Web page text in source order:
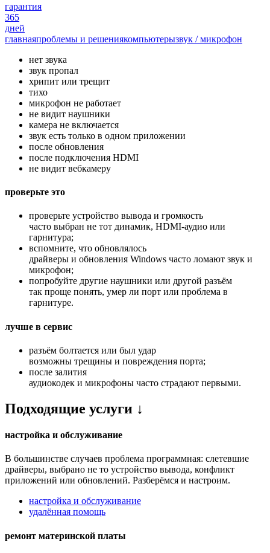
гарантия
365
дней
главнаяпроблемы и решениякомпьютерызвук / микрофон
нет звука
звук пропал
хрипит или трещит
тихо
микрофон не работает
не видит наушники
камера не включается
звук есть только в одном приложении
после обновления
после подключения HDMI
не видит вебкамеру
проверьте это
проверьте устройство вывода и громкость
часто выбран не тот динамик, HDMI-аудио или
гарнитура;
вспомните, что обновлялось
драйверы и обновления Windows часто ломают звук и
микрофон;
попробуйте другие наушники или другой разъём
так проще понять, умер ли порт или проблема в
гарнитуре.
лучше в сервис
разъём болтается или был удар
возможны трещины и повреждения порта;
после залития
аудиокодек и микрофоны часто страдают первыми.
Подходящие услуги ↓
настройка и обслуживание
В большинстве случаев проблема программная: слетевшие
драйверы, выбрано не то устройство вывода, конфликт
приложений или обновлений. Разберёмся и настроим.
настройка и обслуживание
удалённая помощь
ремонт материнской платы